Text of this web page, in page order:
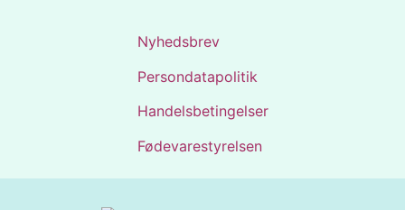
Nyhedsbrev
Persondatapolitik
Handelsbetingelser
Fødevarestyrelsen